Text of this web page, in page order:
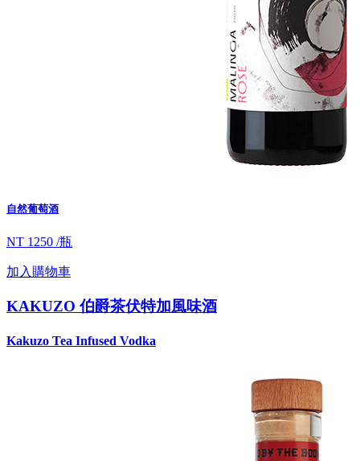
自然葡萄酒
NT 1250 /瓶
加入購物車
KAKUZO 伯爵茶伏特加風味酒
Kakuzo Tea Infused Vodka